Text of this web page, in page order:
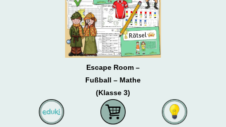
Escape Room –
Fußball – Mathe
(Klasse 3)